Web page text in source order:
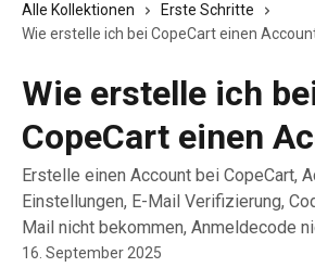
Alle Kollektionen
Erste Schritte
Wie erstelle ich bei CopeCart einen
Wie erstelle ich
CopeCart einen
Erstelle einen Account bei CopeCart,
Einstellungen, E-Mail Verifizierung,
Mail nicht bekommen, Anmeldecode
16. September 2025